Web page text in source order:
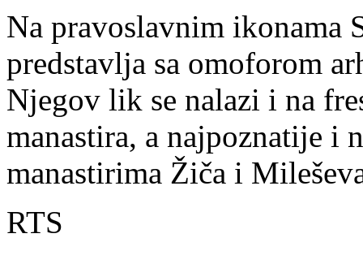
Na pravoslavnim ikonama
predstavlja sa omoforom
Njegov lik se nalazi i na
manastira, a najpoznatije i
manastirima Žiča i
RTS